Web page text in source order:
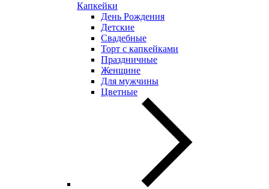
Капкейки
День Рождения
Детские
Свадебные
Торт с капкейками
Праздничные
Женщине
Для мужчины
Цветные